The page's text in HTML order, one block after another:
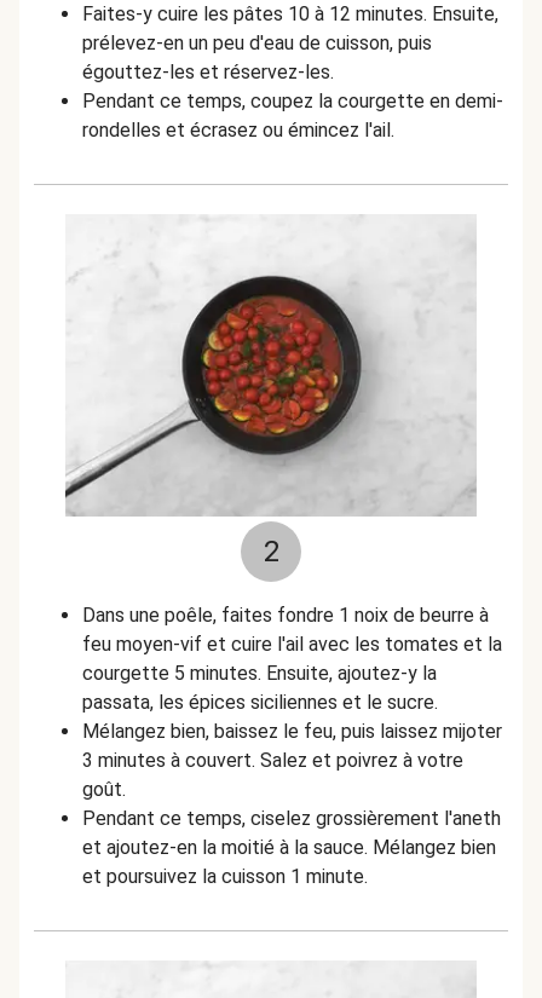
Faites-y cuire les pâtes 10 à 12 minutes. Ensuite,
prélevez-en un peu d'eau de cuisson, puis
égouttez-les et réservez-les.
Pendant ce temps, coupez la courgette en demi-
rondelles et écrasez ou émincez l'ail.
2
Dans une poêle, faites fondre 1 noix de beurre à
feu moyen-vif et cuire l'ail avec les tomates et la
courgette 5 minutes. Ensuite, ajoutez-y la
passata, les épices siciliennes et le sucre.
Mélangez bien, baissez le feu, puis laissez mijoter
3 minutes à couvert. Salez et poivrez à votre
goût.
Pendant ce temps, ciselez grossièrement l'aneth
et ajoutez-en la moitié à la sauce. Mélangez bien
et poursuivez la cuisson 1 minute.